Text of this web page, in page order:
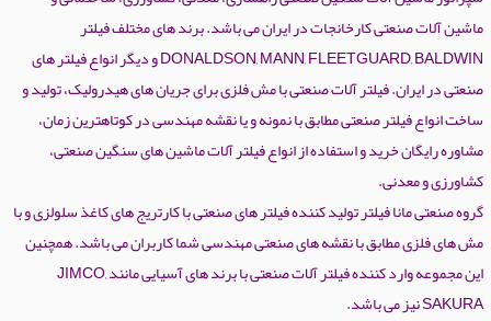
ماشین آلات صنعتی کارخانجات در ایران می باشد. برند های مختلف فیلتر
DONALDSON, MANN, FLEETGUARD, BALDWIN و دیگر انواع فیلتر های
صنعتی در ایران. فیلتر آلات صنعتی با مش فلزی برای جریان های هیدرولیک، تولید و
ساخت انواع فیلتر صنعتی مطابق با نمونه و یا نقشه مهندسی در کوتاهترین زمان،
مشاوره رایگان خرید و استفاده از انواع فیلتر آلات ماشین های سنگین صنعتی،
کشاورزی و معدنی.
گروه صنعتی مانا فیلتر تولید کننده فیلتر های صنعتی با کارتریج های کاغذ سلولزی و با
مش های فلزی مطابق با نقشه های صنعتی مهندسی شما کاربران می باشد. همچنین
این مجموعه وارد کننده فیلتر آلات صنعتی با برند های آسیایی مانند JIMCO,
SAKURA نیز می باشد.